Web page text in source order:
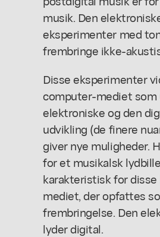
musik. Den
eksperimenter med
frembringe ikke-
Disse eksperimenter
computer-mediet som
elektroniske og den
udvikling (de finere
giver nye muligheder.
for et musikalsk
karakteristisk for
mediet, der opfattes
frembringelse. Den
lyder digital.